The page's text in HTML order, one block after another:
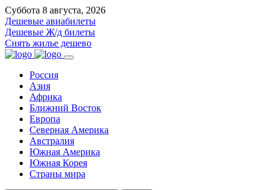
Суббота 8 августа, 2026
Дешевые авиабилеты
Дешевые Ж/д билеты
Снять жилье дешево
Россия
Азия
Африка
Ближний Восток
Европа
Северная Америка
Австралия
Южная Америка
Южная Корея
Страны мира